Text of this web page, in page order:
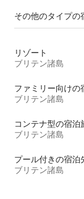
その他のタ⁠イ⁠プ⁠の
リゾート
ブリテン諸島
ファミリー向けの
ブリテン諸島
コンテナ型の宿泊
ブリテン諸島
プール付きの宿泊
ブリテン諸島